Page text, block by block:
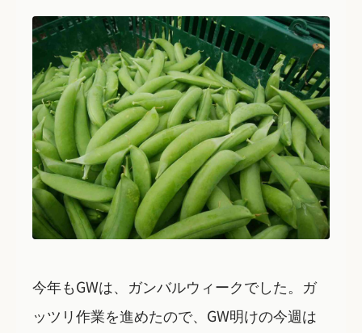
今年もGWは、ガンバルウィークでした。ガ
ッツリ作業を進めたので、GW明けの今週は